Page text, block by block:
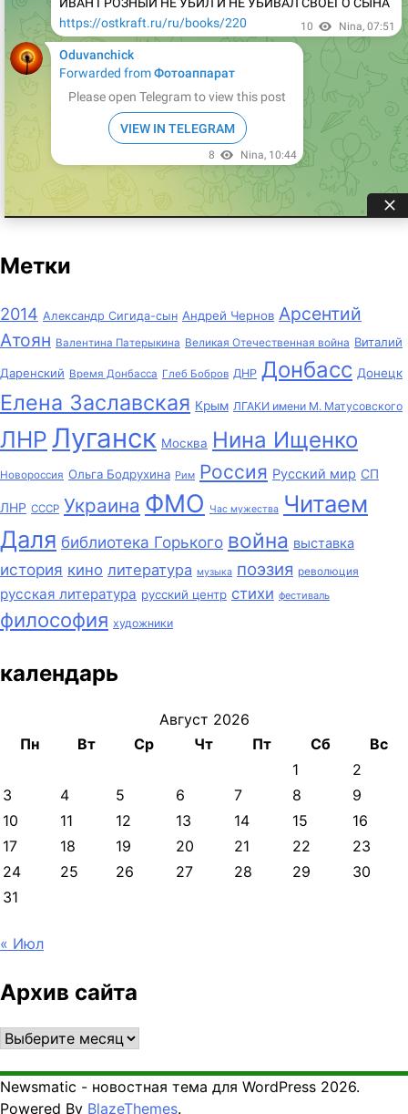
Метки
2014 Александр Сигида-сын Андрей Чернов Арсентий
Атоян Валентина Патерыкина Великая Отечественная война Виталий
Даренский Время Донбасса Глеб Бобров ДНР Донбасс Донецк
Елена Заславская Крым ЛГАКИ имени М. Матусовского
ЛНР Луганск Москва Нина Ищенко
Новороссия Ольга Бодрухина Рим Россия Русский мир СП
ЛНР СССР Украина ФМО Час мужества Читаем
Даля библиотека Горького война выставка
история кино литература музыка поэзия революция
русская литература русский центр стихи фестиваль
философия художники
календарь
Август 2026
Пн
Вт Ср Чт Пт Сб
Вс
1
2
3
4 5 6 7 8
9
10
11 12 13 14 15
16
17
18 19 20 21 22
23
24
25 26 27 28 29
30
31
« Июл
Архив сайта
Архив
Newsmatic - новостная тема для WordPress 2026.
Powered By BlazeThemes.